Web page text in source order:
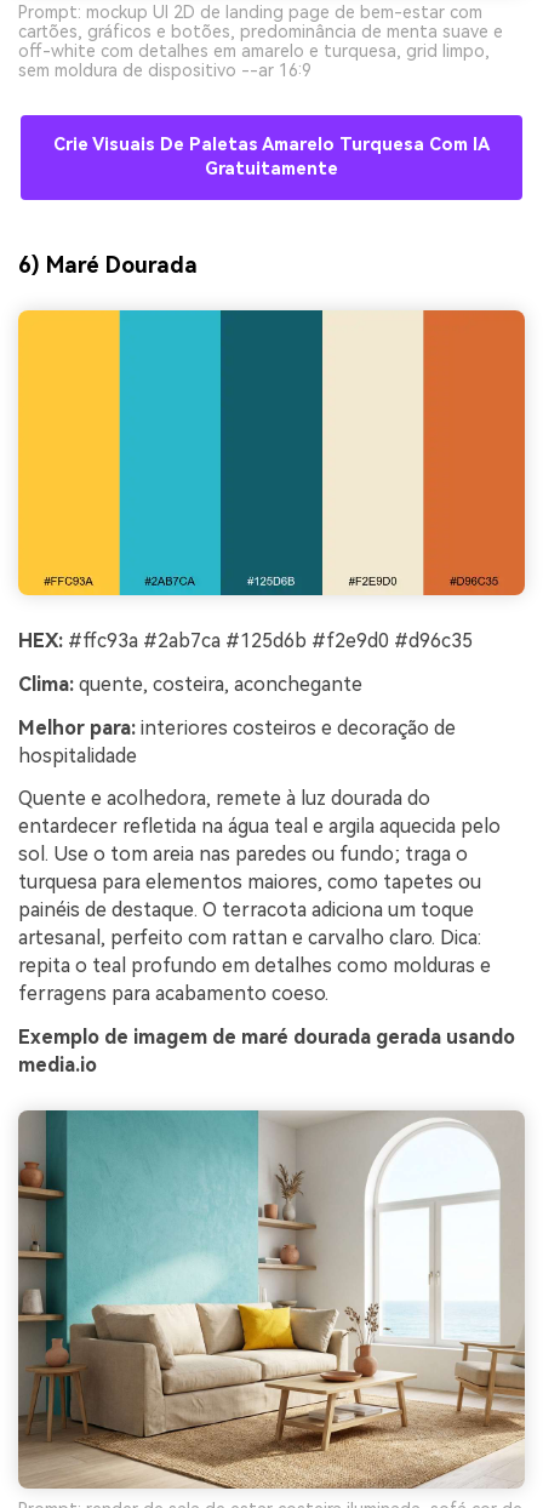
Prompt: mockup UI 2D de landing page de bem-estar com
cartões, gráficos e botões, predominância de menta suave e
off-white com detalhes em amarelo e turquesa, grid limpo,
sem moldura de dispositivo --ar 16:9
Crie Visuais De Paletas Amarelo Turquesa Com IA
Gratuitamente
6) Maré Dourada
HEX: #ffc93a #2ab7ca #125d6b #f2e9d0 #d96c35
Clima: quente, costeira, aconchegante
Melhor para: interiores costeiros e decoração de
hospitalidade
Quente e acolhedora, remete à luz dourada do
entardecer refletida na água teal e argila aquecida pelo
sol. Use o tom areia nas paredes ou fundo; traga o
turquesa para elementos maiores, como tapetes ou
painéis de destaque. O terracota adiciona um toque
artesanal, perfeito com rattan e carvalho claro. Dica:
repita o teal profundo em detalhes como molduras e
ferragens para acabamento coeso.
Exemplo de imagem de maré dourada gerada usando
media.io